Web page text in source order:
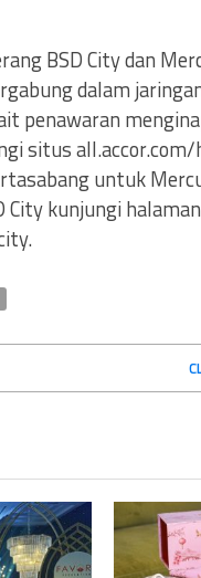
BSD City dan
dalam
penawaran
situs
untuk
City kunjungi